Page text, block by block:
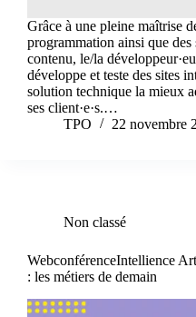
Grâce à une pleine maîtrise
programmation ainsi que des
contenu, le/la
développe et teste des sites
solution technique la mieux
ses client·e·s.…
TPO
22 novembre
Non classé
WebconférenceIntellience
: les métiers de demain